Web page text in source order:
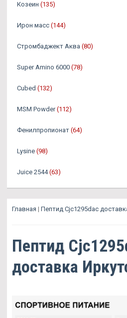
Козеин (135)
Ирон масс (144)
Стромбаджект Аква (80)
Super Amino 6000 (78)
Cubed (132)
MSM Powder (112)
Фенилпропионат (64)
Lysine (98)
Juice 2544 (63)
Главная | Пептид Cjc1295dac
Пептид
доставка